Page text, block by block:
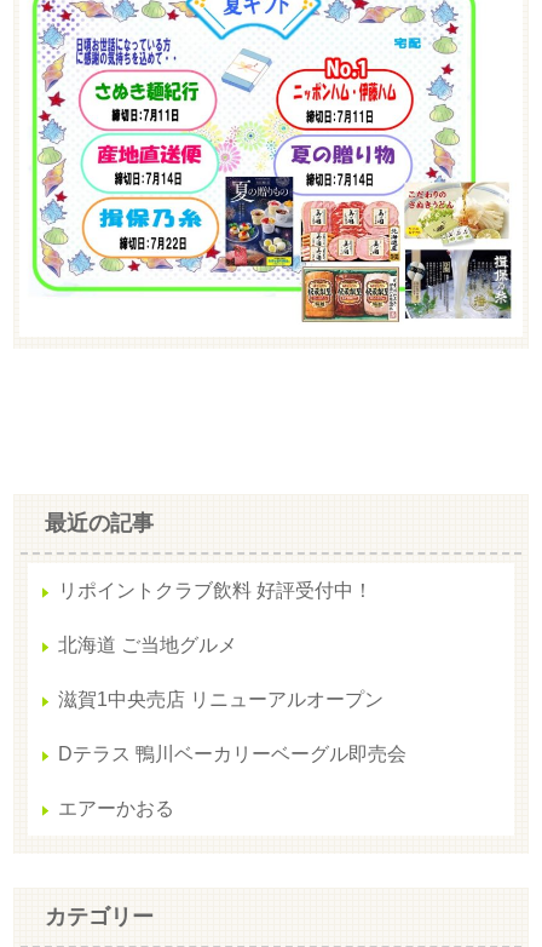
最近の記事
リポイントクラブ飲料 好評受付中！
北海道 ご当地グルメ
滋賀1中央売店 リニューアルオープン
Dテラス 鴨川ベーカリーベーグル即売会
エアーかおる
カテゴリー